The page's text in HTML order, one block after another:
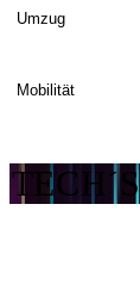
Du
leben?
Suche.
Umzug
Mobilität